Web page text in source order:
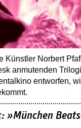
Künstler Norbert
anmutenden
entworfen,
»München